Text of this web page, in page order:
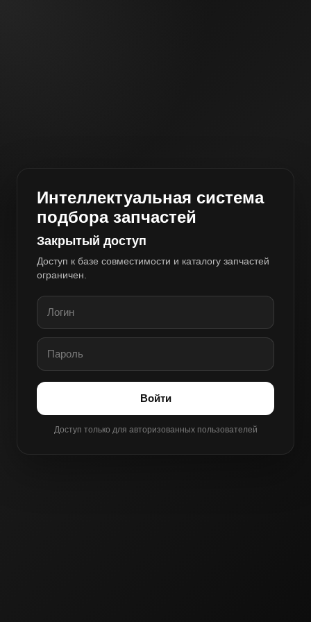
Интеллектуальная система
подбора запчастей
Закрытый доступ
Доступ к базе совместимости и каталогу запчастей
ограничен.
Войти
Доступ только для авторизованных пользователей